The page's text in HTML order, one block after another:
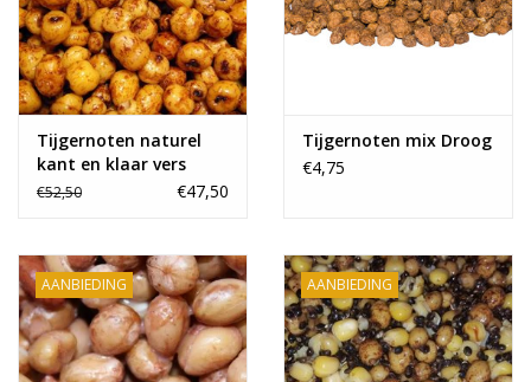
Tijgernoten naturel
kant en klaar vers
20kg
€52,50 €47,50
Tijgernoten mix Droog
€4,75
AANBIEDING AANBIEDING